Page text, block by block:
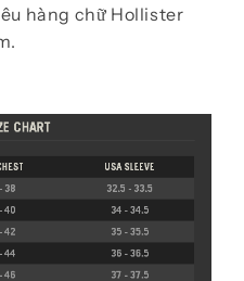
hàng chữ Hollister